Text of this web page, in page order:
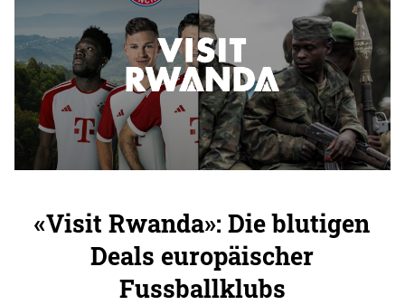
«Visit Rwanda»: Die blutigen
Deals europäischer
Fussballklubs